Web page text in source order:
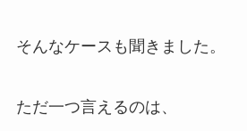
そんなケースも聞きました。
ただ一つ言えるのは、